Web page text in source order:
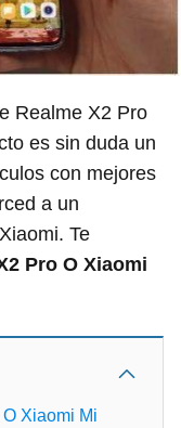
Realme X2 Pro
es sin duda un
con mejores
a un
Te
Pro O Xiaomi
Xiaomi Mi